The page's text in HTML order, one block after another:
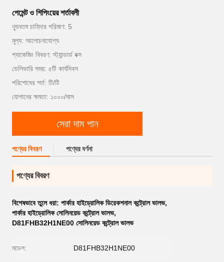
পেমেন্ট ও শিপিংয়ের শর্তাবলী
ন্যূনতম চাহিদার পরিমাণ: 5
মূল্য: আলোচনাযোগ্য
প্যাকেজিং বিবরণ: স্ট্যান্ডার্ড বক্স
ডেলিভারি সময়: ৫টি কার্যদিবস
পরিশোধের শর্ত: টি/টি
যোগানের ক্ষমতা: ১০০০/মাস
সেরা দাম পান
পণ্যের বিবরণ পণ্যের বর্ণনা
পণ্যের বিবরণ
বিশেষভাবে তুলে ধরা: পার্কার হাইড্রোলিক ডিরেকশনাল কন্ট্রোল ভালভ,
পার্কার হাইড্রোলিক সোলিনয়েড কন্ট্রোল ভালভ,
D81FHB32H1NE00 সোলিনয়েড কন্ট্রোল ভালভ
মডেল: D81FHB32H1NE00